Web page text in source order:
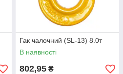
Гак чалочний (SL-13) 8.0т
В наявності
802,95 ₴